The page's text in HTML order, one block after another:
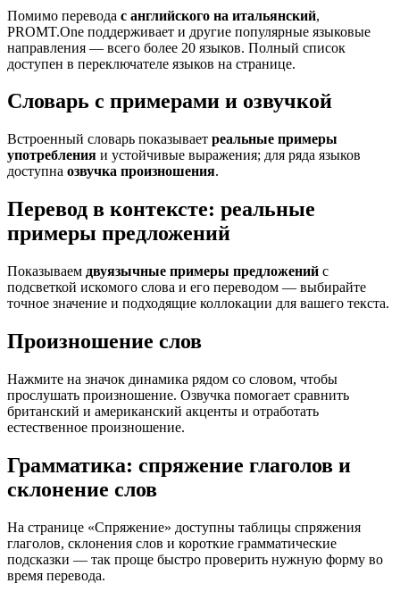
Помимо перевода с английского на итальянский,
PROMT.One поддерживает и другие популярные языковые
направления — всего более 20 языков. Полный список
доступен в переключателе языков на странице.
Словарь с примерами и озвучкой
Встроенный словарь показывает реальные примеры
употребления и устойчивые выражения; для ряда языков
доступна озвучка произношения.
Перевод в контексте: реальные
примеры предложений
Показываем двуязычные примеры предложений с
подсветкой искомого слова и его переводом — выбирайте
точное значение и подходящие коллокации для вашего текста.
Произношение слов
Нажмите на значок динамика рядом со словом, чтобы
прослушать произношение. Озвучка помогает сравнить
британский и американский акценты и отработать
естественное произношение.
Грамматика: спряжение глаголов и
склонение слов
На странице «Спряжение» доступны таблицы спряжения
глаголов, склонения слов и короткие грамматические
подсказки — так проще быстро проверить нужную форму во
время перевода.